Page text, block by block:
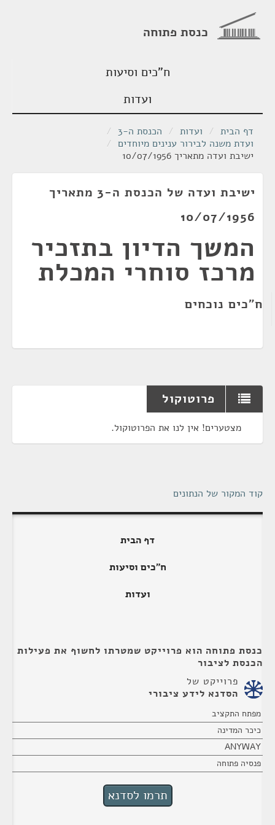
כנסת פתוחה
ח"כים וסיעות
ועדות
דף הבית / ועדות / הכנסת ה-3
/
ועדת משנה לבירור ענינים מיוחדים /
ישיבת ועדה מתאריך 10/07/1956
ישיבת ועדה של הכנסת ה-3 מתאריך
10/07/1956
המשך הדיון בתזכיר
מרכז סוחרי המכלת
ח"כים נוכחים
פרוטוקול
מצטערים! אין לנו את הפרוטוקול.
קוד המקור של הנתונים
דף הבית
ח"כים וסיעות
ועדות
כנסת פתוחה הוא פרוייקט שמטרתו לחשוף את פעילות
הכנסת לציבור
פרוייקט של
הסדנא לידע ציבורי
מפתח התקציב
כיכר המדינה
ANYWAY
פנסיה פתוחה